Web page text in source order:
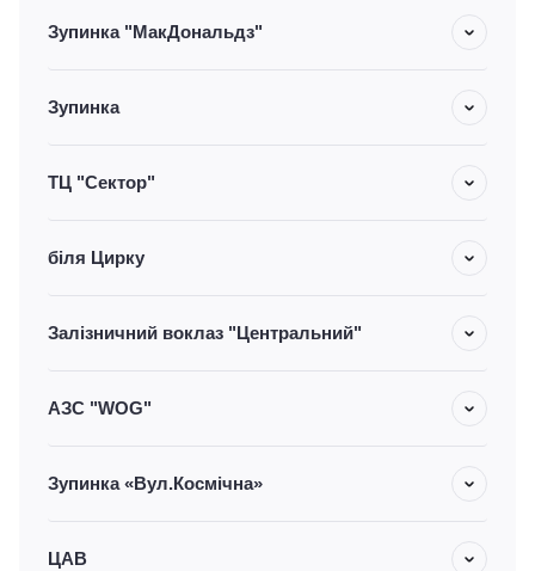
Зупинка "МакДональдз"
Зупинка
ТЦ "Сектор"
біля Цирку
Залізничний воклаз "Центральний"
АЗС "WOG"
Зупинка «Вул.Космічна»
ЦАВ